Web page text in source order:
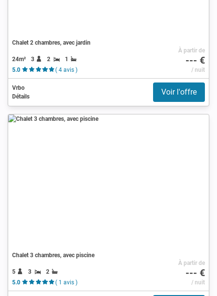
Chalet 2 chambres, avec jardin
24m² 3 2
1
5.0
( 4 avis )
À partir de
--- €
/ nuit
Vrbo
Détails
Voir l'offre
Chalet 3 chambres, avec piscine
5 3
2
5.0
( 1 avis )
À partir de
--- €
/ nuit